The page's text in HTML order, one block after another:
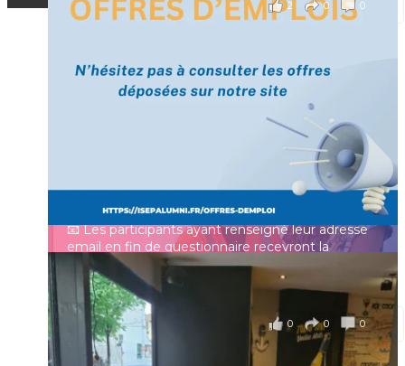
2 0 0
Voir sur Facebook · Partager
[Enquête IESF 2026] Top départ 🚀
👩‍🎓 Ingénieurs diplômés, vous avez jusqu’au 31
mai pour participer et faire entendre votre voix !
Depuis plus de 60 ans, cette enquête vise à établir
un panorama complet de la situation socio-
professionnelle des ingénieurs et scientifiques
français.
📧 Les participants ayant renseigné leur adresse
email en fin de questionnaire recevront la
synthèse des résultats...Voir plus
il y a 4 mois
0 0 0
Voir sur Facebook
Prénom
Mot de passe
Se souvenir de moi
Connexion